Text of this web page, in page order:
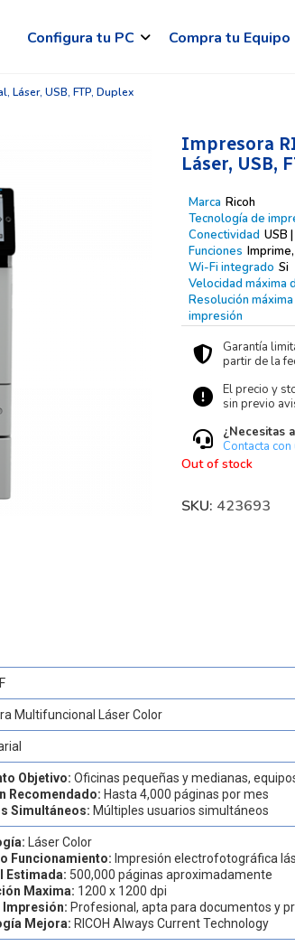
Configura tu PC Compra tu Equipo
Láser, USB, FTP, Duplex
Impresora
Láser, USB,
Marca Ricoh
Tecnología de
Conectividad USB
Funciones
Wi-Fi integrado Si
Velocidad máxima
Resolución
impresión
Garantía
partir de la
El precio y
sin previo
¿Necesitas
Contacta
Out of stock
SKU: 423693
Multifuncional Láser Color
Objetivo:Oficinas pequeñas y medianas,
Recomendado: Hasta 4,000 páginas por mes
Simultáneos: Múltiples usuarios simultáneos
Láser Color
Funcionamiento: Impresión electrofotográfica
Estimada: 500,000 páginas aproximadamente
Maxima: 1200 x 1200 dpi
Impresión: Profesional, apta para documentos y
Mejora: RICOH Always Current Technology